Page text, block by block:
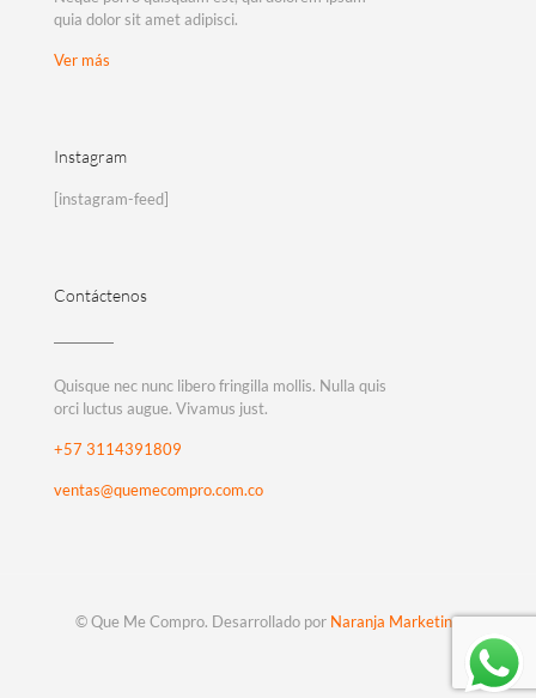
quia dolor sit amet adipisci.
Ver más
Instagram
[instagram-feed]
Contáctenos
Quisque nec nunc libero fringilla mollis. Nulla quis
orci luctus augue. Vivamus just.
+57 3114391809
ventas@quemecompro.com.co
© Que Me Compro. Desarrollado por Naranja Marketing